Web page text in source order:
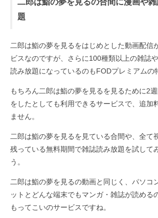
題
二郎は鮨の夢を見るをはじめとした動画配信
ビスなのですが、さらに100種類以上の雑誌
読み放題になっているのもFODプレミアムの
もちろん二郎は鮨の夢を見るを見るために2
をしたとしても利用できるサービスで、追加
ません。
二郎は鮨の夢を見るを見ている合間や、全て
残っている無料期間で雑誌読み放題を試して
う。
二郎は鮨の夢を見るの動画と同じく、パソコ
ットとどんな端末でもマンガ・雑誌が読める
もってこいのサービスですね。